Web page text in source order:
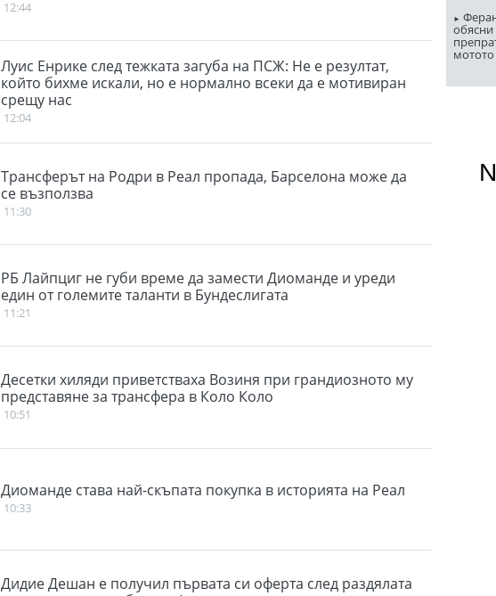
12:44
Луис Енрике след тежката загуба на ПСЖ: Не е резултат,
който бихме искали, но е нормално всеки да е мотивиран
срещу нас
12:04
Трансферът на Родри в Реал пропада, Барселона може да
се възползва
11:30
РБ Лайпциг не губи време да замести Диоманде и уреди
един от големите таланти в Бундеслигата
11:21
Десетки хиляди приветстваха Возиня при грандиозното му
представяне за трансфера в Коло Коло
10:51
Диоманде става най-скъпата покупка в историята на Реал
10:33
Дидие Дешан е получил първата си оферта след раздялата
обясни